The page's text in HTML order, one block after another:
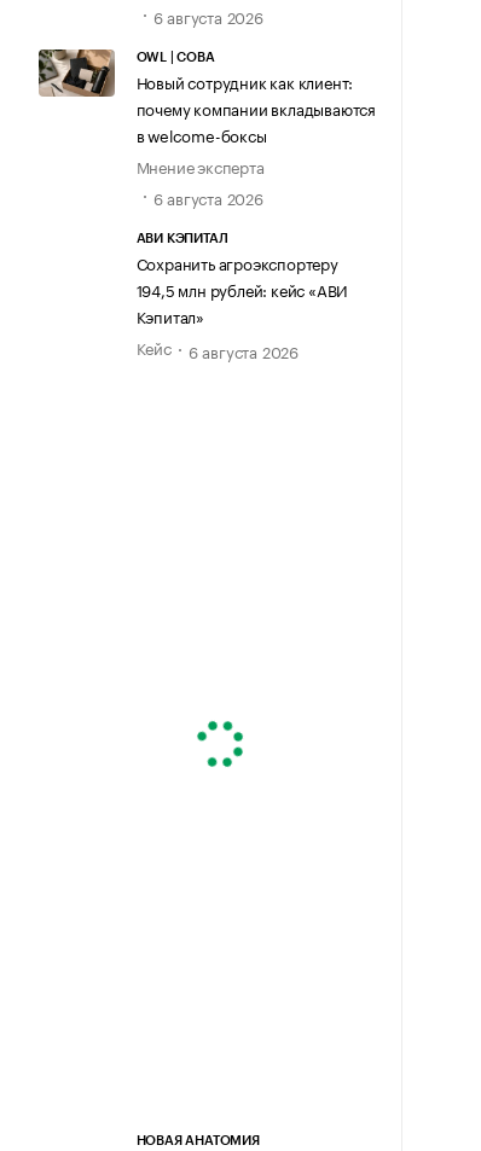
6 августа 2026
OWL | СОВА
Новый сотрудник как клиент:
почему компании вкладываются
в welcome-боксы
Мнение эксперта
6 августа 2026
АВИ КЭПИТАЛ
Сохранить агроэкспортеру
194,5 млн рублей: кейс «АВИ
Кэпитал»
Кейс
6 августа 2026
НОВАЯ АНАТОМИЯ